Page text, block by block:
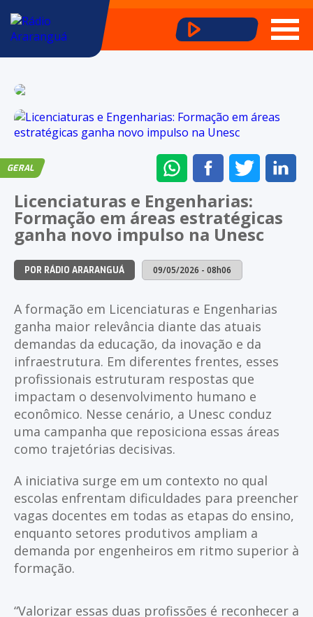
GERAL
ENVIAR
NO
WHATSAPP
COMPARTILHAR
NO
FACEBOOK
NO
Licenciaturas e Engenharias:
Formação em áreas estratégicas
ganha novo impulso na Unesc
POR RÁDIO ARARANGUÁ 09/05/2026 - 08h06
A formação em Licenciaturas e Engenharias
ganha maior relevância diante das atuais
demandas da educação, da inovação e da
infraestrutura. Em diferentes frentes, esses
profissionais estruturam respostas que
impactam o desenvolvimento humano e
econômico. Nesse cenário, a Unesc conduz
uma campanha que reposiciona essas áreas
como trajetórias decisivas.
A iniciativa surge em um contexto no qual
escolas enfrentam dificuldades para preencher
vagas docentes em todas as etapas do ensino,
enquanto setores produtivos ampliam a
demanda por engenheiros em ritmo superior à
formação.
“Valorizar essas duas profissões é reconhecer a